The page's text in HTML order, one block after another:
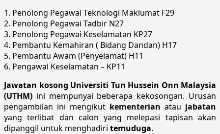
1. Penolong Pegawai Teknologi Maklumat F29
2. Penolong Pegawai Tadbir N27
3. Penolong Pegawai Keselamatan KP27
4. Pembantu Kemahiran ( Bidang Dandan) H17
5. Pembantu Awam (Penyelamat) H11
6. Pengawal Keselamatan – KP11
Jawatan kosong Universiti Tun Hussein Onn Malaysia
(UTHM) ini mempunyai beberapa kekosongan. Urusan
pengambilan ini mengikut kementerian atau jabatan
yang terlibat dan calon yang melepasi tapisan akan
dipanggil untuk menghadiri temuduga.